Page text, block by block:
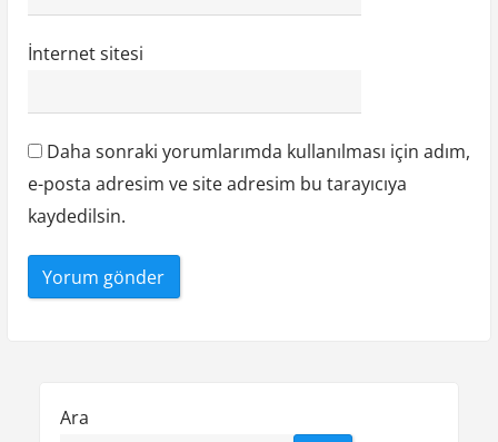
İnternet sitesi
Daha sonraki yorumlarımda kullanılması için adım,
e-posta adresim ve site adresim bu tarayıcıya
kaydedilsin.
Ara